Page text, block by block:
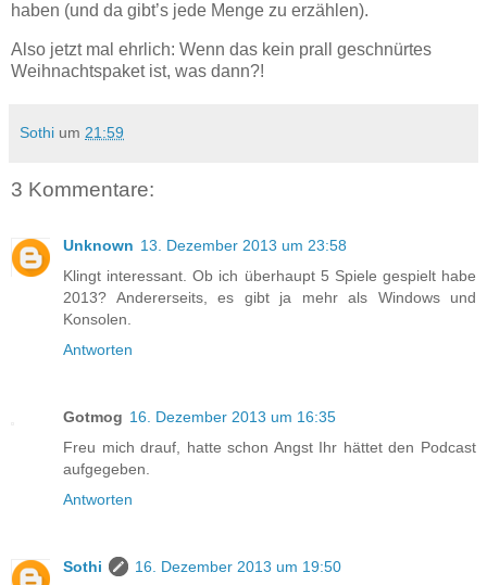
haben (und da gibt’s jede Menge zu erzählen).
Also jetzt mal ehrlich: Wenn das kein prall geschnürtes
Weihnachtspaket ist, was dann?!
Sothi um 21:59
3 Kommentare:
Unknown 13. Dezember 2013 um 23:58
Klingt interessant. Ob ich überhaupt 5 Spiele gespielt habe
2013? Andererseits, es gibt ja mehr als Windows und
Konsolen.
Antworten
Gotmog 16. Dezember 2013 um 16:35
Freu mich drauf, hatte schon Angst Ihr hättet den Podcast
aufgegeben.
Antworten
Sothi
16. Dezember 2013 um 19:50